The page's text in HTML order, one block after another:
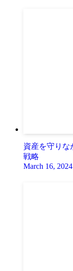
資産を守りな
戦略
March 16, 2024